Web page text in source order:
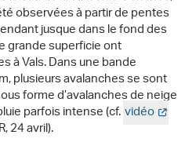
observées à partir de pentes
jusque dans le fond des
grande superficie ont
à Vals. Dans une bande
plusieurs avalanches se sont
forme d’avalanches de neige
parfois intense (cf.vidéo
24 avril).